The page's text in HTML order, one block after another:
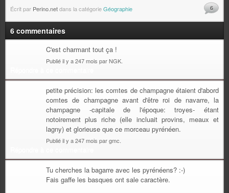
Écrit par Perino.netdans la catégorieGéographie 6
6 commentaires
C'est charmant tout ça !
Publié il y a 247 mois par NGK.
petite précision: les comtes de champagne étaient d'abord
comtes de champagne avant d'être roi de navarre, la
champagne -capitale de l'époque: troyes- étant
notoirement plus riche (elle incluait provins, meaux et
lagny) et glorieuse que ce morceau pyrénéen.
Publié il y a 247 mois par gmc.
Tu cherches la bagarre avec les pyrénéens? :-)
Fais gaffe les basques ont sale caractère.